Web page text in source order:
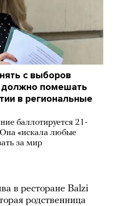
с выборов
должно помешать
в региональные
баллотируется 21-
«искала любые
за мир
в ресторане Balzi
родственница